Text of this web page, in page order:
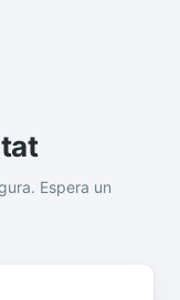
Espera un